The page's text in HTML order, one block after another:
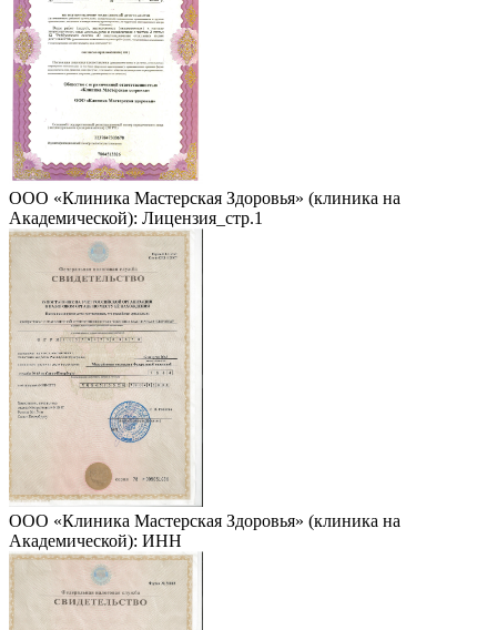
ООО «Клиника Мастерская Здоровья» (клиника на
Академической): Лицензия_стр.1
ООО «Клиника Мастерская Здоровья» (клиника на
Академической): ИНН